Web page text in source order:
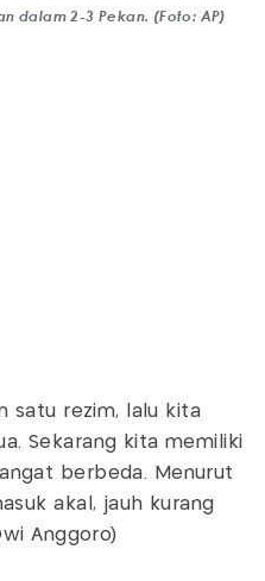
dalam 2-3 Pekan. (Foto: AP)
satu rezim, lalu kita
Sekarang kita memiliki
berbeda. Menurut
akal, jauh kurang
Anggoro)